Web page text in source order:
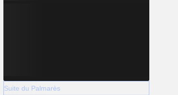
Suite du Palmarès